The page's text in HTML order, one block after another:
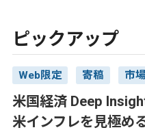
ピックアップ
Web限定 寄稿 市
米国経済 Deep
米インフレを見極め